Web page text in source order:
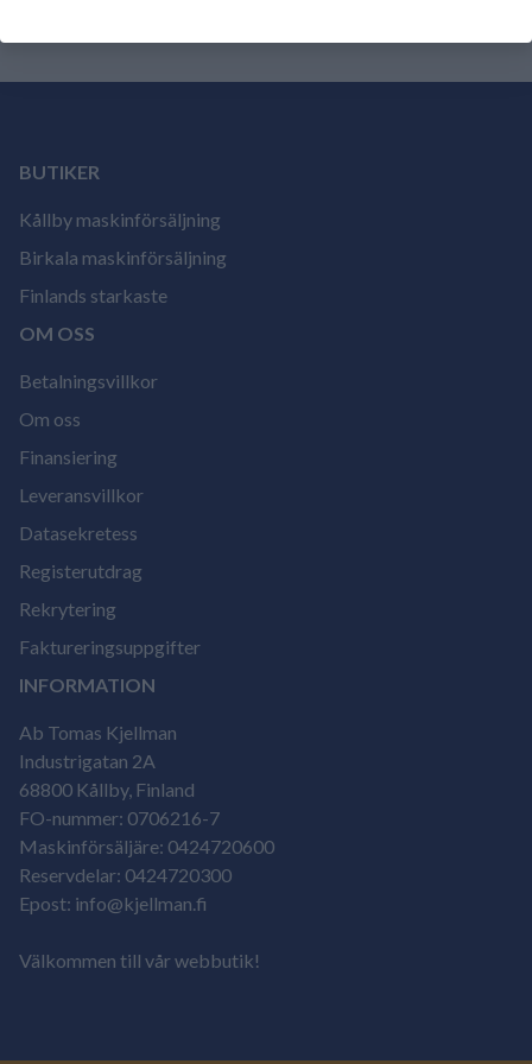
BUTIKER
Kållby maskinförsäljning
Birkala maskinförsäljning
Finlands starkaste
OM OSS
Betalningsvillkor
Om oss
Finansiering
Leveransvillkor
Datasekretess
Registerutdrag
Rekrytering
Faktureringsuppgifter
INFORMATION
Ab Tomas Kjellman
Industrigatan 2A
68800 Kållby, Finland
FO-nummer: 0706216-7
Maskinförsäljäre: 0424720600
Reservdelar: 0424720300
Epost: info@kjellman.fi
Välkommen till vår webbutik!